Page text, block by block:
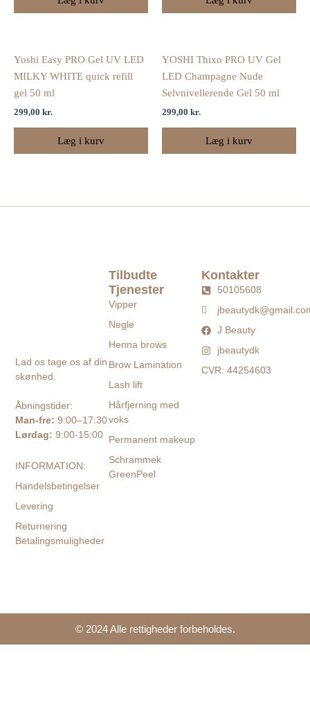
Yoshi Easy PRO Gel UV LED
MILKY WHITE quick refill
gel 50 ml
299,00 kr.
Læg i kurv
YOSHI Thixo PRO UV Gel
LED Champagne Nude
Selvnivellerende Gel 50 ml
299,00 kr.
Læg i kurv
Lad os tage os af din
skønhed.
Åbningstider:
Man-fre:9:00–17:30
Lørdag: 9:00-15:00
INFORMATION:
Handelsbetingelser
Levering
Returnering
Betalingsmuligheder
Tilbudte
Tjenester
Vipper
Negle
Henna brows
Brow Lamination
Lash lift
Hårfjerning med
voks
Permanent makeup
Schrammek
GreenPeel
Kontakter
50105608
J Beauty
jbeautydk
CVR: 44254603
© 2024 Alle rettigheder forbeholdes.